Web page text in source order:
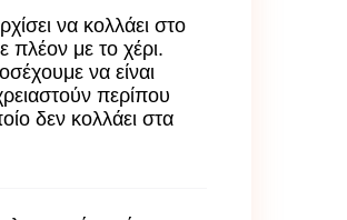
να κολλάει στο
πλέον με το χέρι.
να είναι
περίπου
δεν κολλάει στα